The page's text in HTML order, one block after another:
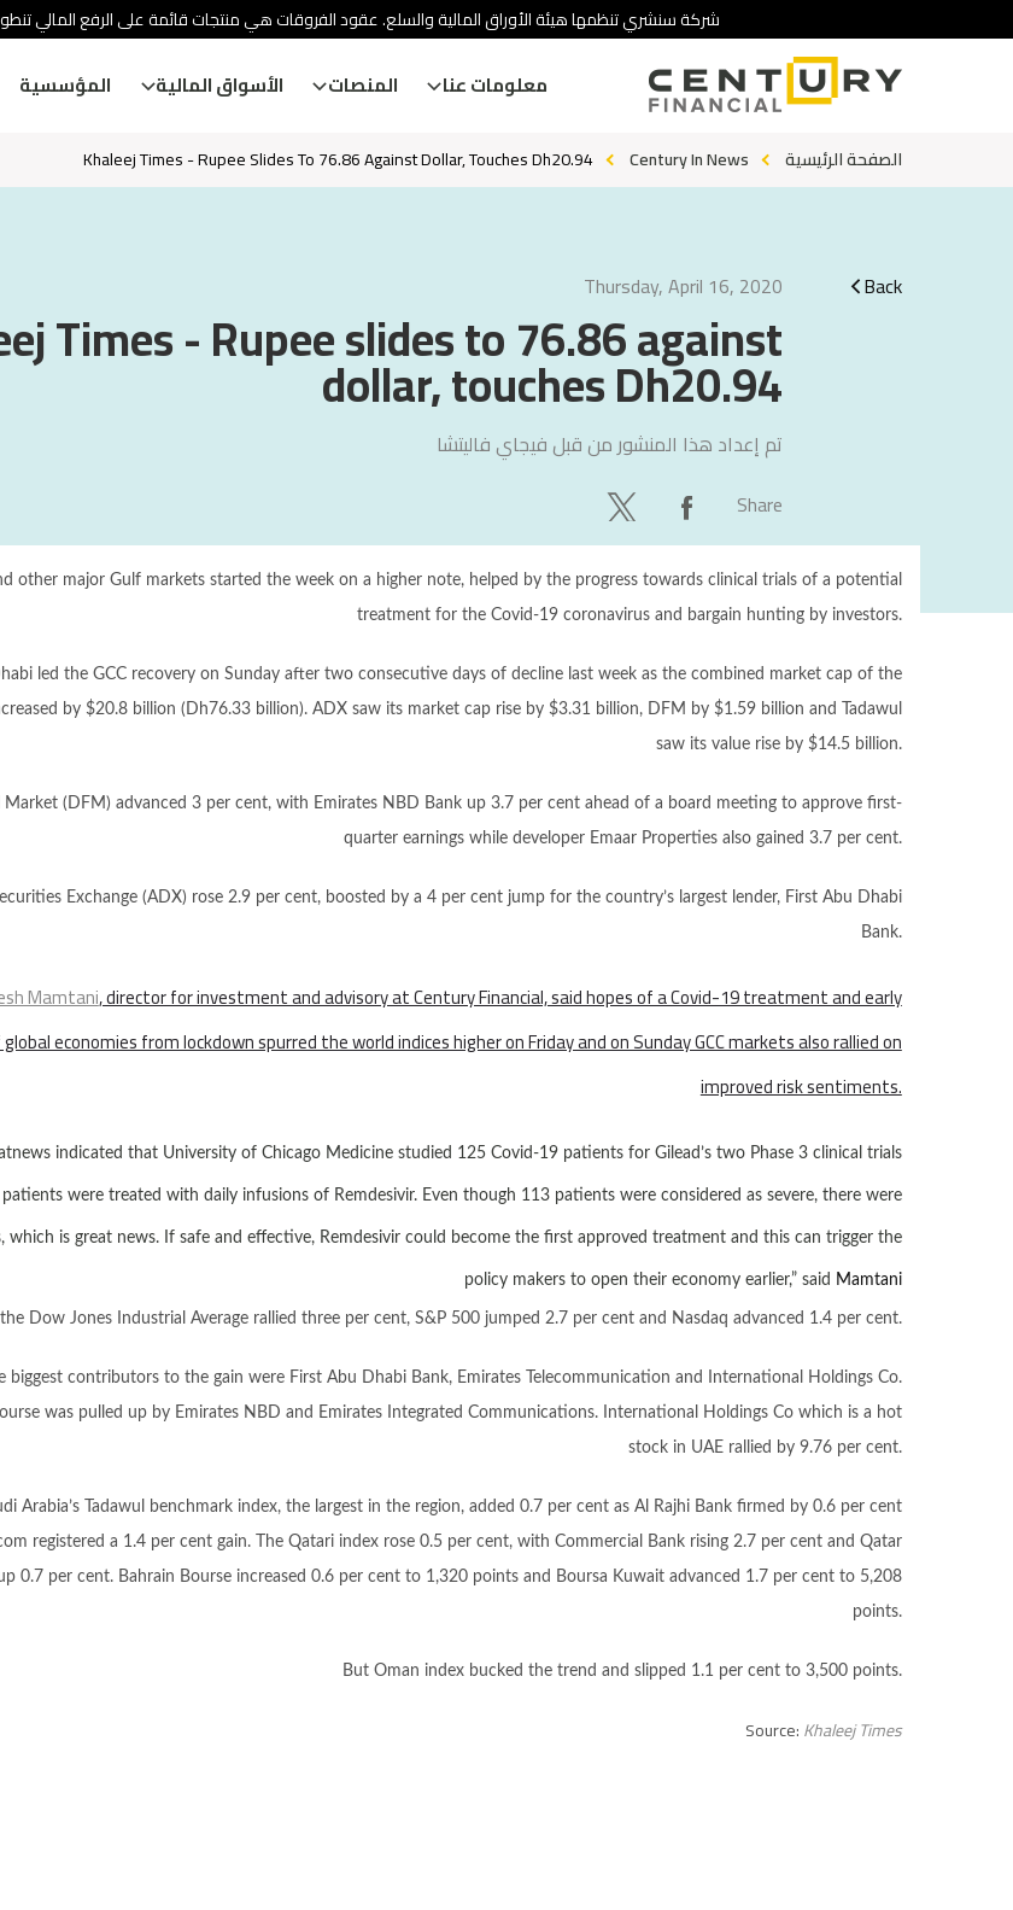
شركة سنشري تنظمها هيئة الأوراق المالية والسلع. عقود الفروقات هي منتجات قائمة على الرفع المالي
معلومات عنا المنصات الأسواق المالية المؤسسية
الصفحة الرئيسية Century In News
Khaleej Times - Rupee Slides To 76.86 Against Dollar, Touches Dh20.94
Back
Thursday, April 16, 2020
Times - Rupee slides to 76.86 against
dollar, touches Dh20.94
تم إعداد هذا المنشور من قبل فيجاي فاليتشا
Share
other major Gulf markets started the week on a higher note, helped by the progress towards clinical trials of a potential
treatment for the Covid-19 coronavirus and bargain hunting by investors.
led the GCC recovery on Sunday after two consecutive days of decline last week as the combined market cap of the
by $20.8 billion (Dh76.33 billion). ADX saw its market cap rise by $3.31 billion, DFM by $1.59 billion and Tadawul
saw its value rise by $14.5 billion.
Market (DFM) advanced 3 per cent, with Emirates NBD Bank up 3.7 per cent ahead of a board meeting to approve first-
quarter earnings while developer Emaar Properties also gained 3.7 per cent.
Exchange (ADX) rose 2.9 per cent, boosted by a 4 per cent jump for the country’s largest lender, First Abu Dhabi
Bank.
Mamtani, director for investment and advisory at Century Financial, said hopes of a Covid-19 treatment and early
economies from lockdown spurred the world indices higher on Friday and on Sunday GCC markets also rallied on
improved risk sentiments.
indicated that University of Chicago Medicine studied 125 Covid-19 patients for Gilead’s two Phase 3 clinical trials
were treated with daily infusions of Remdesivir. Even though 113 patients were considered as severe, there were
which is great news. If safe and effective, Remdesivir could become the first approved treatment and this can trigger the
policy makers to open their economy earlier,” said Mamtani
Dow Jones Industrial Average rallied three per cent, S&P 500 jumped 2.7 per cent and Nasdaq advanced 1.4 per cent.
biggest contributors to the gain were First Abu Dhabi Bank, Emirates Telecommunication and International Holdings Co.
was pulled up by Emirates NBD and Emirates Integrated Communications. International Holdings Co which is a hot
stock in UAE rallied by 9.76 per cent.
Arabia’s Tadawul benchmark index, the largest in the region, added 0.7 per cent as Al Rajhi Bank firmed by 0.6 per cent
registered a 1.4 per cent gain. The Qatari index rose 0.5 per cent, with Commercial Bank rising 2.7 per cent and Qatar
0.7 per cent. Bahrain Bourse increased 0.6 per cent to 1,320 points and Boursa Kuwait advanced 1.7 per cent to 5,208
points.
But Oman index bucked the trend and slipped 1.1 per cent to 3,500 points.
Source:Khaleej Times